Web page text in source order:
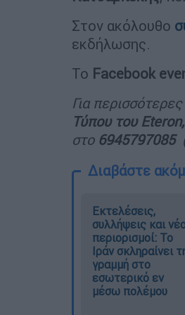
Στον ακόλουθο
εκδήλωσης.
To Facebook
Για
Τύπου του Eteron
στο 6945797085
Διαβάστε
Εκτελέσεις,
συλλήψεις και
περιορισμοί: Το
Ιράν σκληραίνει
γραμμή στο
εσωτερικό εν
μέσω πολέμου